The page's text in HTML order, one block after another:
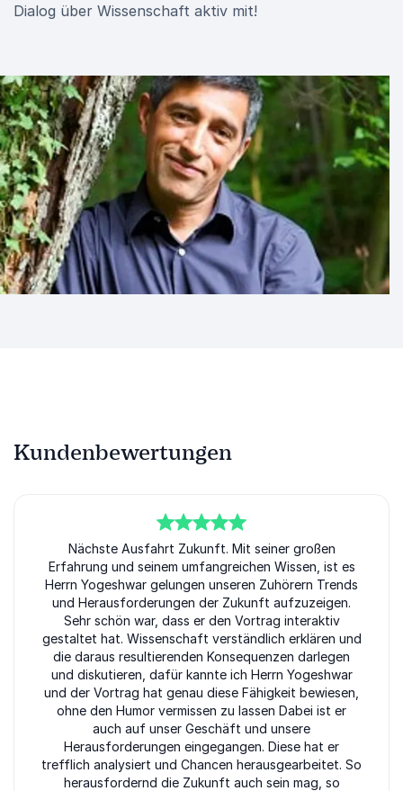
Dialog über Wissenschaft aktiv mit!
Kundenbewertungen
von5
Nächste Ausfahrt Zukunft. Mit seiner großen
Erfahrung und seinem umfangreichen Wissen, ist es
Herrn Yogeshwar gelungen unseren Zuhörern Trends
und Herausforderungen der Zukunft aufzuzeigen.
Sehr schön war, dass er den Vortrag interaktiv
gestaltet hat. Wissenschaft verständlich erklären und
die daraus resultierenden Konsequenzen darlegen
und diskutieren, dafür kannte ich Herrn Yogeshwar
und der Vortrag hat genau diese Fähigkeit bewiesen,
ohne den Humor vermissen zu lassen Dabei ist er
auch auf unser Geschäft und unsere
Herausforderungen eingegangen. Diese hat er
trefflich analysiert und Chancen herausgearbeitet. So
herausfordernd die Zukunft auch sein mag, so